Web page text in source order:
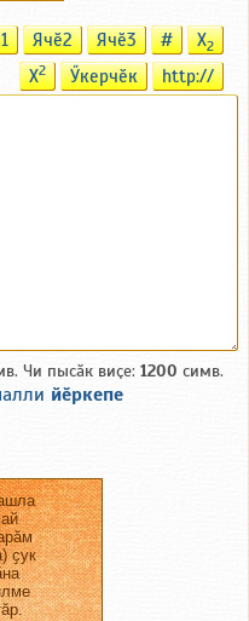
Ячӗ2 Ячӗ3 # X2
X2 Ӳкерчӗк http://
Чи пысӑк виҫе: 1200 симв.
йӗркепе
ҫук